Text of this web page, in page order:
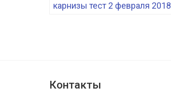
карнизы тест 2 февраля 2018
Контакты